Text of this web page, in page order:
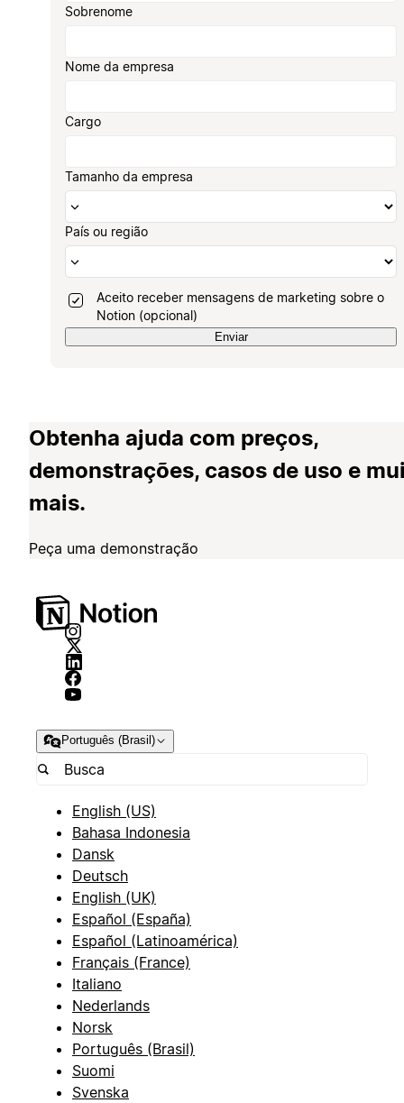
Sobrenome
Nome da empresa
Cargo
Tamanho da empresa
País ou região
Aceito receber mensagens de marketing sobre o
Notion (opcional)
Enviar
Obtenha ajuda com preços,
demonstrações, casos de uso e
mais.
Peça uma demonstração
Português (Brasil)
English (US)
Bahasa Indonesia
Dansk
Deutsch
English (UK)
Español (España)
Español (Latinoamérica)
Français (France)
Italiano
Nederlands
Norsk
Português (Brasil)
Suomi
Svenska